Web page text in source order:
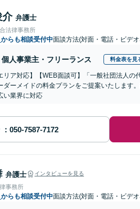
介 弁護士
法律事務所
からも相談受付中面談方法(対面・電話・ビデ
個人事業主・フリーランス 料金表を見
リア対応】【WEB面談可】「一般社団法人
ダーメイドの料金プランをご提案いたします
い業界に対応
弁護士 インタビューを見る
事務所
からも相談受付中面談方法(対面・電話・ビデ